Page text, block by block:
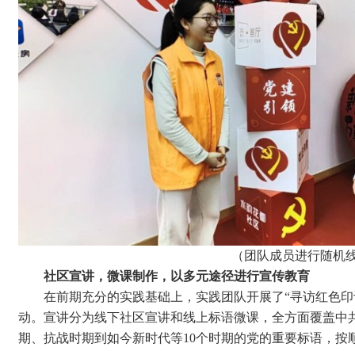
（ 团队成员进行随机
社区宣讲，微课制作，以多元途径进行宣传教育
在前期充分的实践基础上，实践团队开展了“寻访红色
动。宣讲分为线下社区宣讲和线上标语微课，全方面覆盖
期、抗战时期到如今新时代等10个时期的党的重要标语，